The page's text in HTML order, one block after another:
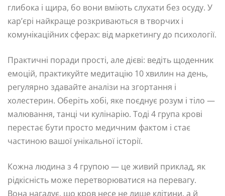
глибока і щира, бо вони вміють слухати без осуду. У
кар’єрі найкраще розкриваються в творчих і
комунікаційних сферах: від маркетингу до психології.
Практичні поради прості, але дієві: ведіть щоденник
емоцій, практикуйте медитацію 10 хвилин на день,
регулярно здавайте аналізи на згортання і
холестерин. Оберіть хобі, яке поєднує розум і тіло —
малювання, танці чи кулінарію. Тоді 4 група крові
перестає бути просто медичним фактом і стає
частиною вашої унікальної історії.
Кожна людина з 4 групою — це живий приклад, як
рідкісність може перетворюватися на перевагу.
Вона нагадує, що кров несе не лише клітини, а й